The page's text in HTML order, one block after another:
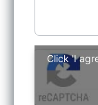
Click 'I